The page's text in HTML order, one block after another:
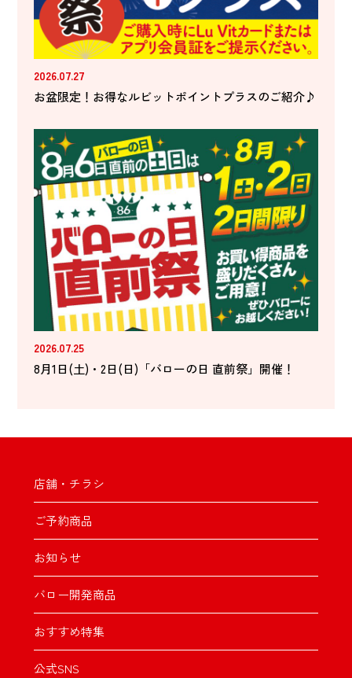
2026.07.27
お盆限定！お得なルビットポイントプラスのご紹介♪
2026.07.25
8月1日(土)・2日(日)「バローの日 直前祭」開催！
店舗・チラシ
ご予約商品
お知らせ
バロー開発商品
おすすめ特集
公式SNS